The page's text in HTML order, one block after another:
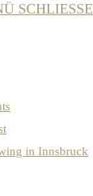
SCHLIESSEN
in Innsbruck